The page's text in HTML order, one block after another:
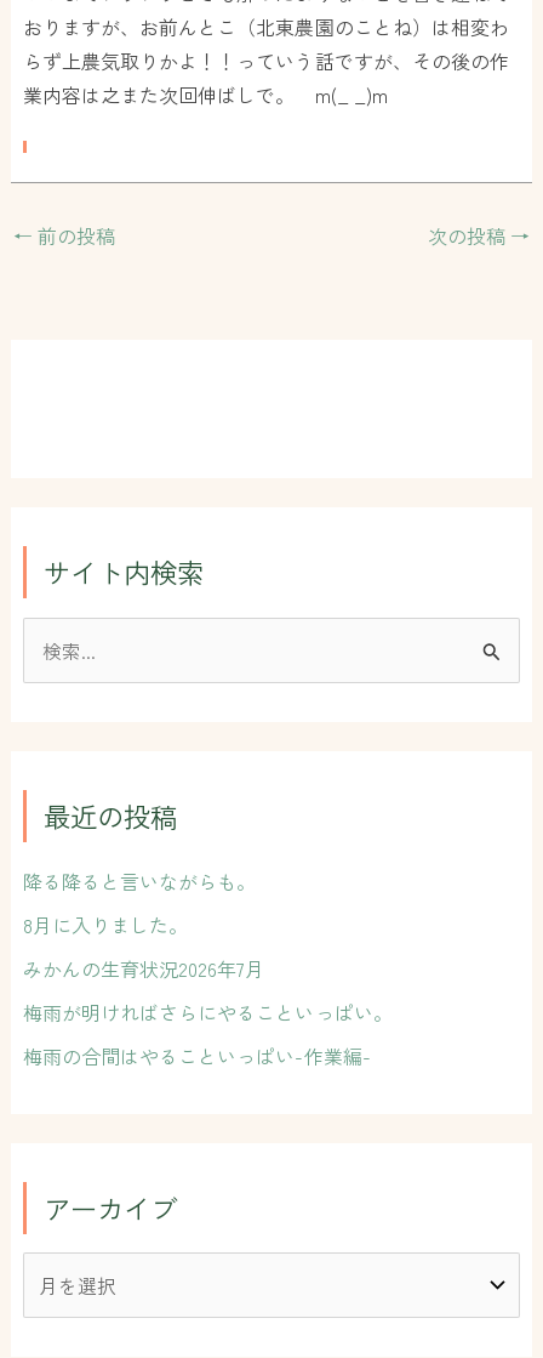
おりますが、お前んとこ（北東農園のことね）は相変わ
らず上農気取りかよ！！っていう話ですが、その後の作
業内容は之また次回伸ばしで。 m(_ _)m
← 前の投稿 次の投稿 →
サイト内検索
索
最近の投稿
降る降ると言いながらも。
8月に入りました。
みかんの生育状況2026年7月
梅雨が明ければさらにやることいっぱい。
梅雨の合間はやることいっぱい-作業編-
アーカイブ